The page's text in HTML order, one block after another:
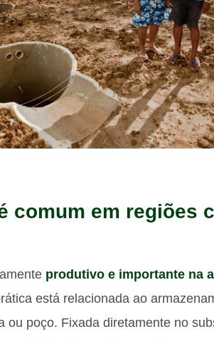
comum em regiões
produtivo e importante na
está relacionada ao
ou poço. Fixada diretamente no